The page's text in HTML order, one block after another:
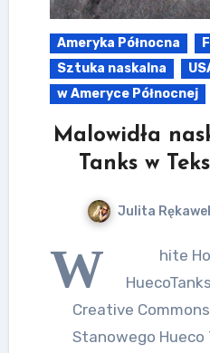
Ameryka Północna
Sztuka naskalna
w Ameryce Północnej
Malowidła
Tanks w
Julita
W
hite
Creative
Stanowego Hueco